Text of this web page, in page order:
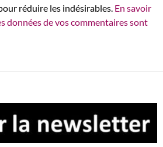
réduire les indésirables. En savoir
données de vos commentaires sont